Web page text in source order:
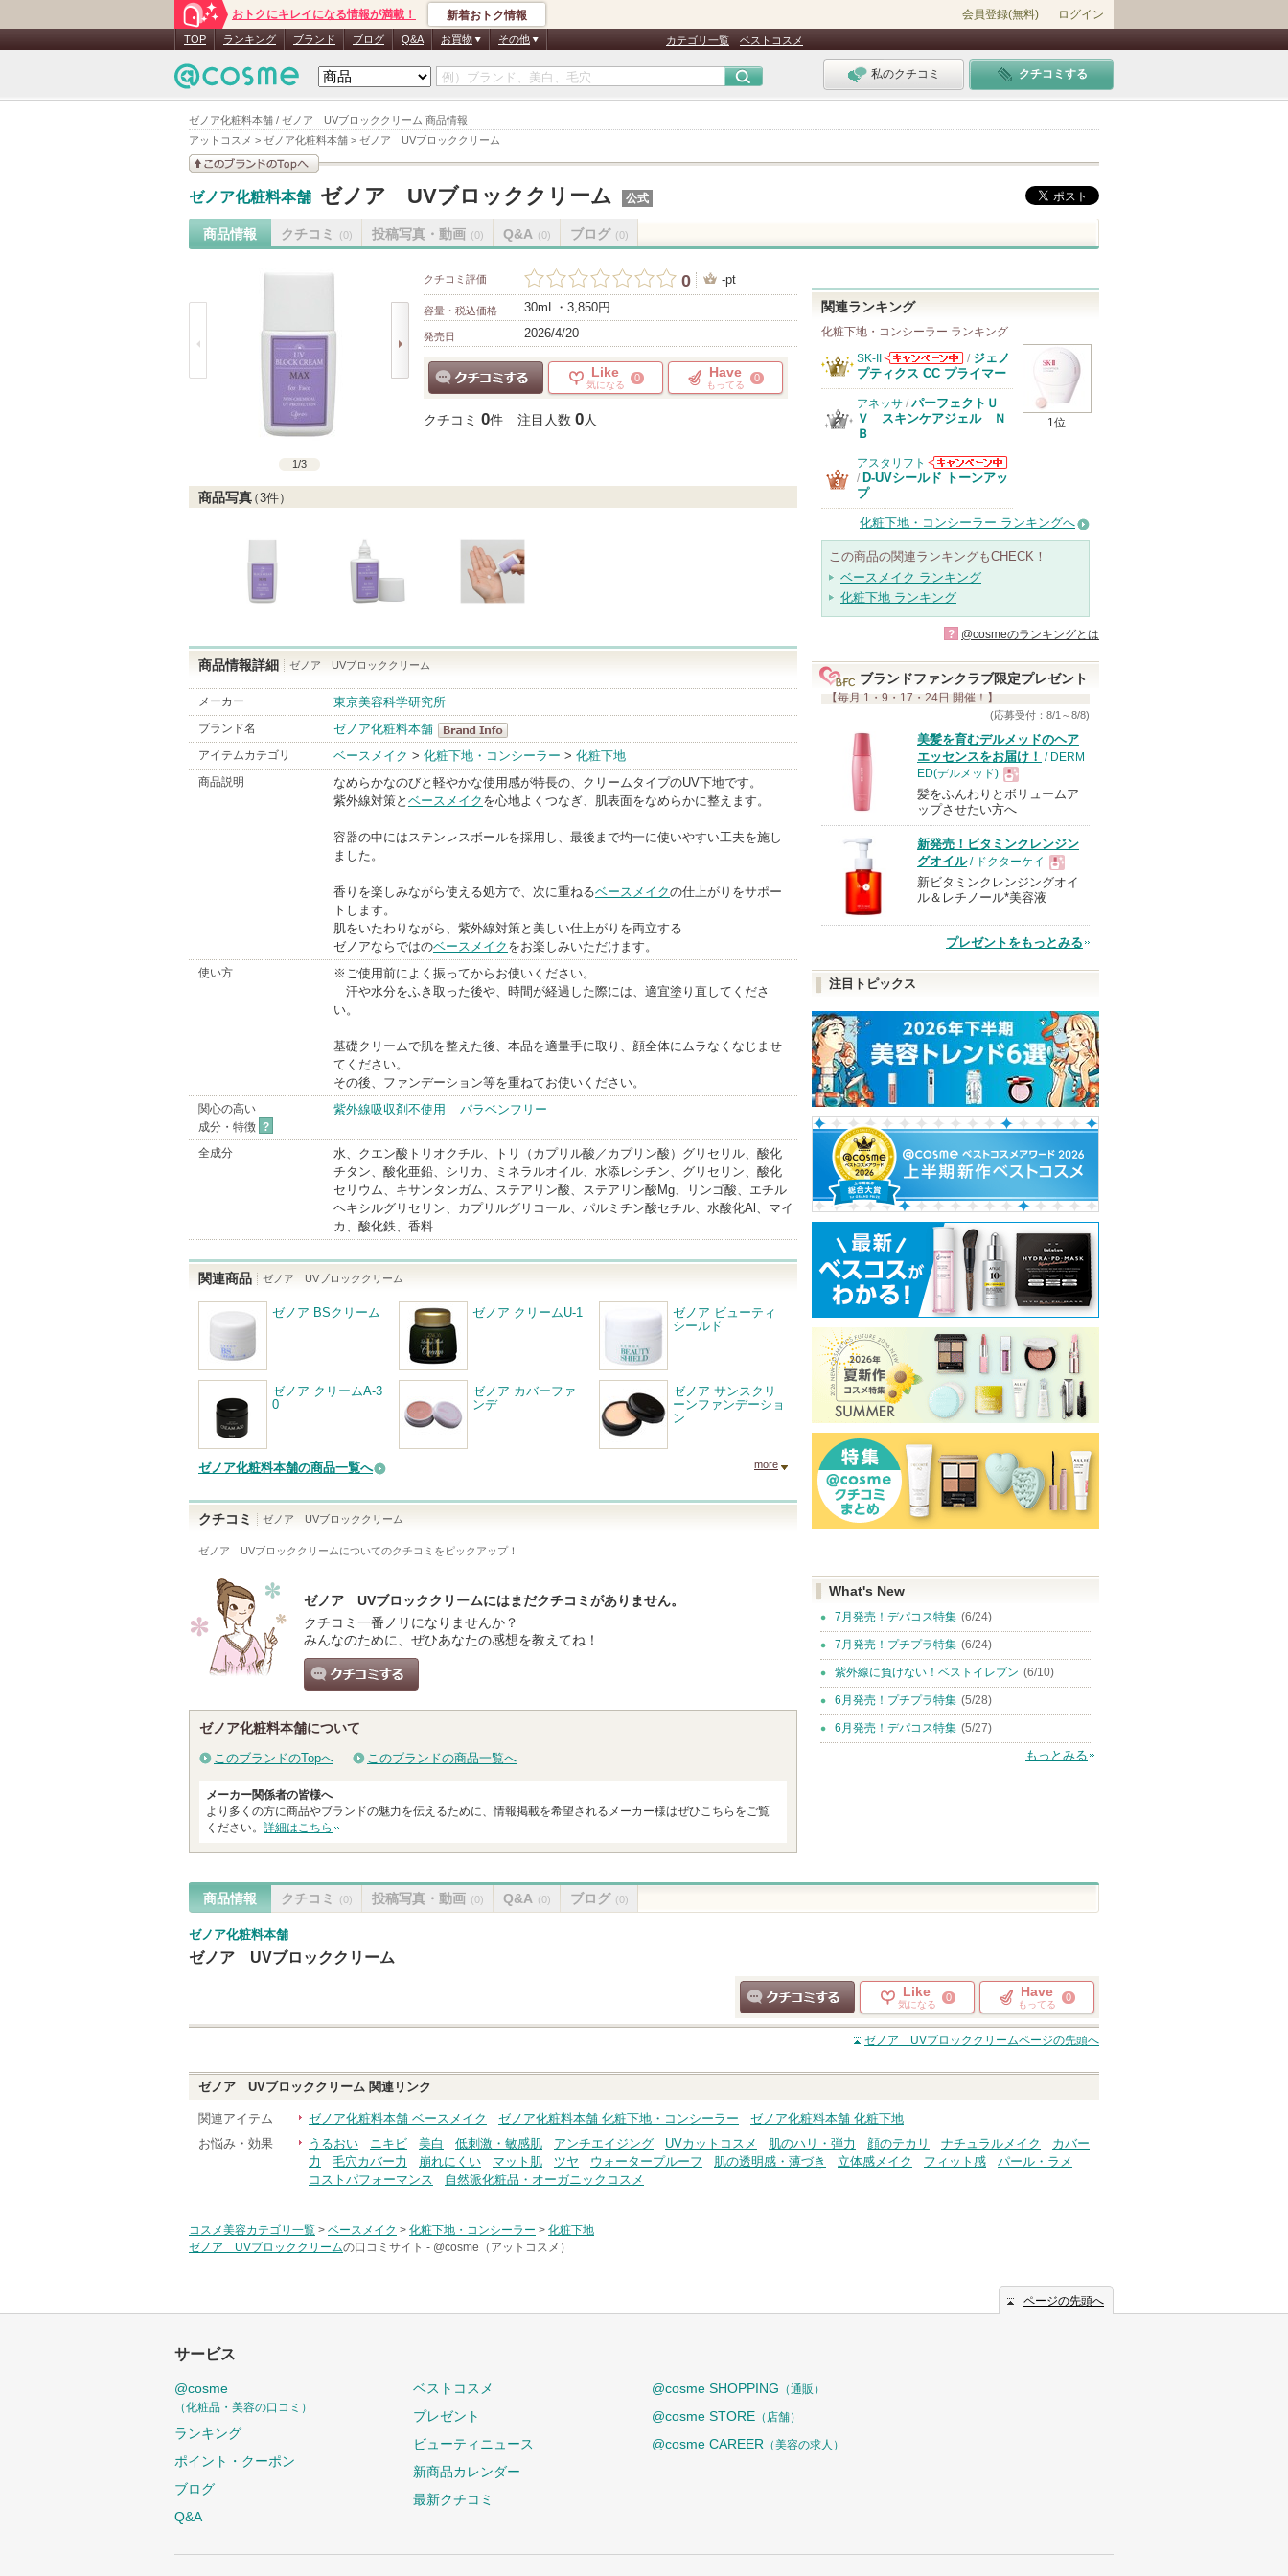
ゼノア化粧料本舗 / ゼノア UVブロッククリーム 商品情報
アットコスメ > ゼノア化粧料本舗 > ゼノア UVブロッククリーム
おトクにキレイになる情報が満載！ 新着おトク情報 会員登録(無料) ログイン
TOP ランキング ブランド ブログ Q&A お買物 その他 カテゴリ一覧 ベストコスメ
私のクチコミ クチコミする
ゼノア化粧料本舗 ゼノア UVブロッククリーム 公式
商品情報 クチコミ (0) 投稿写真・動画 (0) Q&A (0) ブログ (0)
1/3
クチコミ評価 0 -pt
容量・税込価格 30mL・3,850円
発売日 2026/4/20
Like
気になる
0 Have
もってる
0
クチコミ 0件 注目人数 0人
商品写真（3件）
商品情報詳細 ゼノア UVブロッククリーム
メーカー 東京美容科学研究所
ブランド名
ゼノア化粧料本舗
ゼノア化粧料
本舗
BrandInfo
アイテムカテゴリ ベースメイク > 化粧下地・コンシーラー > 化粧下地
商品説明
なめらかなのびと軽やかな使用感が特長の、クリームタイプのUV下地です。
紫外線対策と ベースメイク を心地よくつなぎ、肌表面をなめらかに整えます。
容器の中にはステンレスボールを採用し、最後まで均一に使いやすい工夫を施し
ました。
香りを楽しみながら使える処方で、次に重ねるベースメイクの仕上がりをサポー
トします。
肌をいたわりながら、紫外線対策と美しい仕上がりを両立する
ゼノアならではのベースメイク をお楽しみいただけます。
使い方
※ご使用前によく振ってからお使いください。
汗や水分をふき取った後や、時間が経過した際には、適宜塗り直してくださ
い。
基礎クリームで肌を整えた後、本品を適量手に取り、顔全体にムラなくなじませ
てください。
その後、ファンデーション等を重ねてお使いください。
関心の高い
成分・特徴 ?
紫外線吸収剤不使用 パラベンフリー
全成分
水、クエン酸トリオクチル、トリ（カプリル酸／カプリン酸）グリセリル、酸化
チタン、酸化亜鉛、シリカ、ミネラルオイル、水添レシチン、グリセリン、酸化
セリウム、キサンタンガム、ステアリン酸、ステアリン酸Mg、リンゴ酸、エチル
ヘキシルグリセリン、カプリルグリコール、パルミチン酸セチル、水酸化Al、マイ
カ、酸化鉄、香料
関連商品 ゼノア UVブロッククリーム
ゼノア BSクリーム ゼノア クリームU-1
ゼノア ビューティ
シールド
ゼノア クリームA-3
0
ゼノア カバーファ
ンデ
ゼノア サンスクリ
ーンファンデーショ
ン
ゼノア化粧料本舗の商品一覧へ more
クチコミ ゼノア UVブロッククリーム
ゼノア UVブロッククリームについてのクチコミをピックアップ！
ゼノア UVブロッククリームにはまだクチコミがありません。
クチコミ一番ノリになりませんか？
みんなのために、ぜひあなたの感想を教えてね！
ゼノア化粧料本舗について
このブランドのTopへ このブランドの商品一覧へ
メーカー関係者の皆様へ
より多くの方に商品やブランドの魅力を伝えるために、情報掲載を希望されるメーカー様はぜひこちらをご覧
ください。 詳細はこちら
関連ランキング
化粧下地・コンシーラー ランキング
1位
SK-II
SK-IIからのお
知らせがありま
す
/ ジェノ
プティクス CC プライマー
アネッサ / パーフェクトＵ
Ｖ スキンケアジェル Ｎ
Ｂ
アスタリフト
アスタリフトか
/ D-UVシールド トーンアッ
プ
化粧下地・コンシーラー ランキングへ
この商品の関連ランキングもCHECK！
ベースメイク ランキング
化粧下地 ランキング
? @cosmeのランキングとは
ブランドファンクラブ限定プレゼント
【毎月 1・9・17・24日 開催！】
(応募受付：8/1～8/8)
美髪を育むデルメッドのヘア
エッセンスをお届け！ / DERM
ED(デルメッド)
現
品
髪をふんわりとボリュームア
ップさせたい方へ
新発売！ビタミンクレンジン
グオイル/ ドクターケイ
現
品
新ビタミンクレンジングオイ
ル＆レチノール*美容液
プレゼントをもっとみる
注目トピックス
What's New
7月発売！デパコス特集 (6/24)
7月発売！プチプラ特集 (6/24)
紫外線に負けない！ベストイレブン (6/10)
6月発売！プチプラ特集 (5/28)
6月発売！デパコス特集 (5/27)
もっとみる
商品情報 クチコミ (0) 投稿写真・動画 (0) Q&A (0) ブログ (0)
ゼノア化粧料本舗
ゼノア UVブロッククリーム
クチコミする
Like
気になる
0 Have
もってる
0
ゼノア UVブロッククリームページの先頭へ
ゼノア UVブロッククリーム 関連リンク
関連アイテム ゼノア化粧料本舗 ベースメイク ゼノア化粧料本舗 化粧下地・コンシーラー
ゼノア化粧料本舗 化粧下地
お悩み・効果
うるおい ニキビ 美白 低刺激・敏感肌 アンチエイジング UVカットコスメ 肌のハリ・弾力 顔のテカリ ナチュラルメイク
カバー
力
毛穴カバー力 崩れにくい マット肌 ツヤ ウォータープルーフ 肌の透明感・薄づき 立体感メイク フィット感
パール・ラメ
コストパフォーマンス
自然派化粧品・オーガニックコスメ
コスメ美容カテゴリ一覧 > ベースメイク > 化粧下地・コンシーラー > 化粧下地
ゼノア UVブロッククリームの口コミサイト - @cosme（アットコスメ）
ページの先頭へ
サービス
@cosme
（化粧品・美容の口コミ）
ランキング
ポイント・クーポン
ブログ
Q&A
ベストコスメ
プレゼント
ビューティニュース
新商品カレンダー
最新クチコミ
@cosme SHOPPING （通販）
@cosme STORE （店舗）
@cosme CAREER （美容の求人）